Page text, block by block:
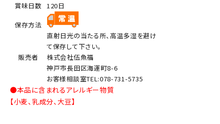
賞味日数 120日
保存方法
直射日光の当たる所、高温多湿を避け
て保存して下さい。
販売者
株式会社伍魚福
神戸市長田区海運町8-6
お客様相談室TEL:078-731-5735
●本品に含まれるアレルギー物質
【小麦、乳成分、大豆】